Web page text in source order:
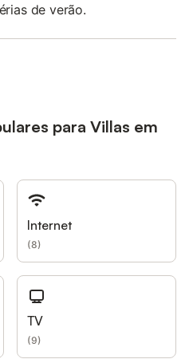
de verão.
para Villas em
Internet
(8)
TV
(9)